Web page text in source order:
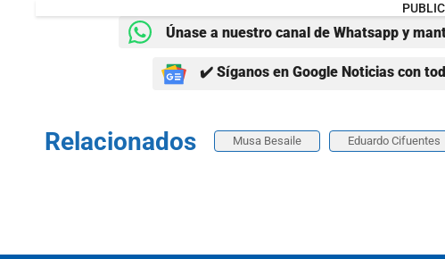
Únase a nuestro canal de Whatsapp y
✔️ Síganos en Google Noticias con
Relacionados Musa Besaile Eduardo Cifuentes